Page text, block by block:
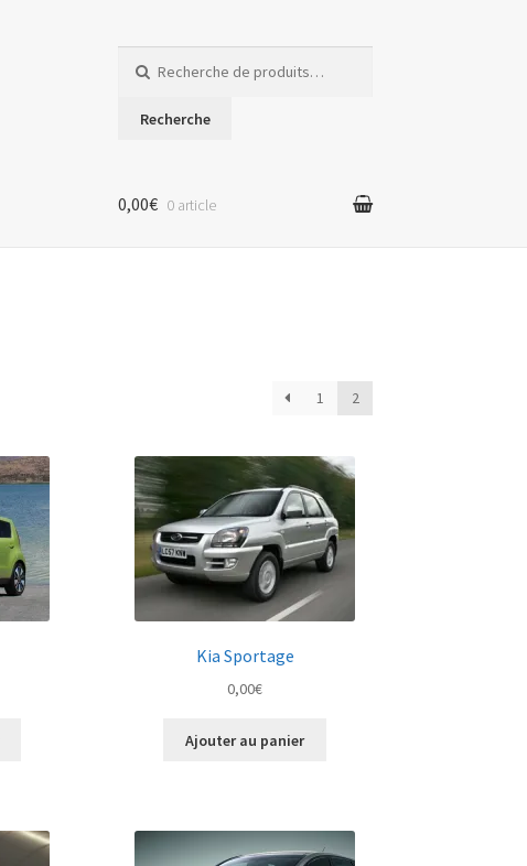
pour :
Recherche
0,00€ 0 article
1 2
Kia Sportage
0,00€
Ajouter au panier